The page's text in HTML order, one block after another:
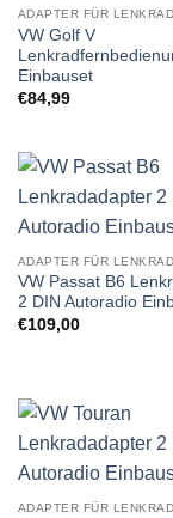
VW Golf V
Einbauset
€84,99
VW Passat B6
2 DIN Autoradio
€109,00